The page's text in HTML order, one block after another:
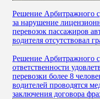
Решение Арбитражного
за нарушение
перевозок пассажиров
водителя отсутствовал
Решение Арбитражного
ответственности
перевозки более 8
водителей проводятся
заключения договора